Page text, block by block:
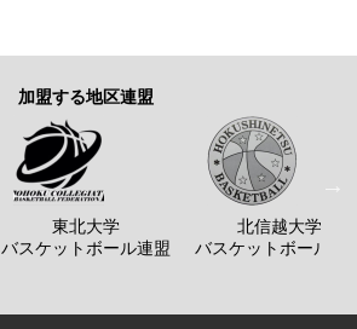
加盟する地区連盟
東北大学
バスケットボール連盟
北信越大学
バスケットボール連